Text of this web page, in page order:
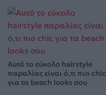
Αυτό το εύκολο hairstyle
παραλίας είναι ό,τι πιο chic
για τα beach looks σου